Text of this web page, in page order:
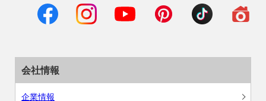
会社情報
企業情報